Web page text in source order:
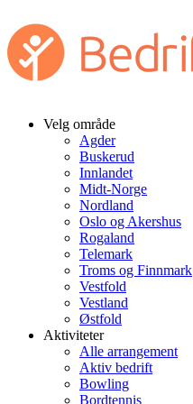
Velg område
Agder
Buskerud
Innlandet
Midt-Norge
Nordland
Oslo og Akershus
Rogaland
Telemark
Troms og Finnmark
Vestfold
Vestland
Østfold
Aktiviteter
Alle arrangement
Aktiv bedrift
Bowling
Bordtennis